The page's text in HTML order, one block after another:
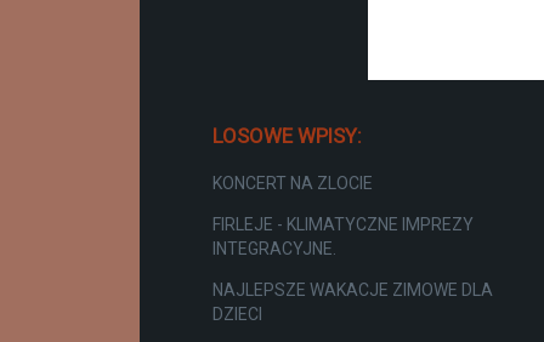
LOSOWE WPISY:
KONCERT NA ZLOCIE
FIRLEJE - KLIMATYCZNE IMPREZY
INTEGRACYJNE.
NAJLEPSZE WAKACJE ZIMOWE DLA
DZIECI